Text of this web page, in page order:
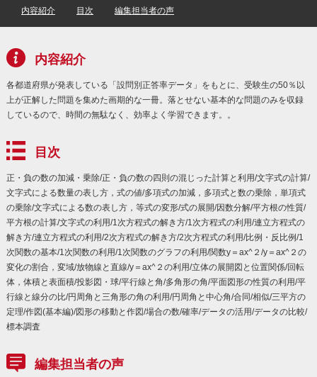
内容紹介 目次 編集担当者の声
内容紹介
各都道府県が発表している「設問別正答率データ」をもとに、受験生の50％以
上が正解した問題を集めた画期的な一冊。落とせない基本的な問題のみを収録
しているので、時間の無駄なく、効率よく学習できます。。
目次
正・負の数の加減・乗除/正・負の数の四則の混じった計算と利用/文字式の計算/
文字式による数量の表し方，式の値/多項式の加減，多項式と数の乗除，単項式
の乗除/文字式による数の表し方，等式の変形/式の展開/因数分解/平方根の性質/
平方根の計算/文字式の利用/1次方程式の解き方/1次方程式の利用/連立方程式の
解き方/連立方程式の利用/2次方程式の解き方/2次方程式の利用/比例・反比例/1
次関数の基本/1次関数の利用/1次関数のグラフの利用/関数y＝ax^２/y＝ax^２の
変化の割合，変域/放物線と直線/y＝ax^２の利用/立体の展開図と位置関係/回転
体，体積と表面積/投影図・球/平行線と角/多角形の角/平面図形の性質の利用/平
行線と線分の比/円周角と三角形の角の利用/円周角と中心角/合同/相似/三平方の
定理/作図(基本編)/図形の移動と作図/場合の数/確率/データの活用/データの比較/
標本調査
編集担当者の声